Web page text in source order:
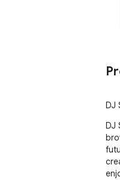
DJ
DJ